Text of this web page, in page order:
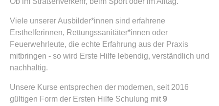
Viele unserer Ausbilder*innen sind erfahrene
Ersthelferinnen, Rettungssanitäter*innen oder
Feuerwehrleute, die echte Erfahrung aus der Praxis
mitbringen - so wird Erste Hilfe lebendig, verständlich und
nachhaltig.
Unsere Kurse entsprechen der modernen, seit 2016
gültigen Form der Ersten Hilfe Schulung mit 9